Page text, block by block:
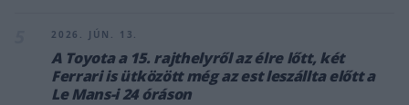
2026. JÚN. 13.
A Toyota a 15. rajthelyről az élre lőtt, két
Ferrari is ütközött még az est leszállta előtt a
Le Mans-i 24 óráson